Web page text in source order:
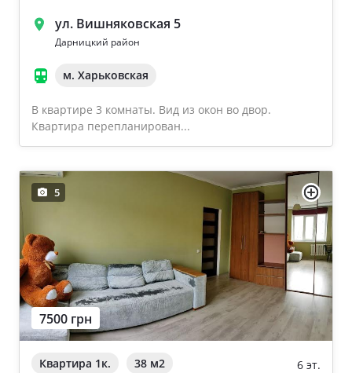
ул. Вишняковская 5
Дарницкий район
м. Харьковская
В квартире 3 комнаты. Вид из окон во двор.
Квартира перепланирован...
5
7500 грн
Квартира 1к. 38 м2 6 эт.